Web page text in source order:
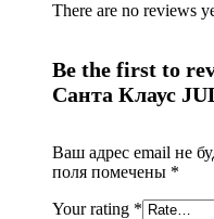
There are no reviews
Be the first to
Санта Клаус
Ваш адрес email не
поля помечены *
Your rating *